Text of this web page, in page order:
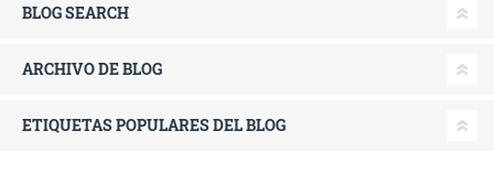
BLOG SEARCH
ARCHIVO DE BLOG
ETIQUETAS POPULARES DEL BLOG